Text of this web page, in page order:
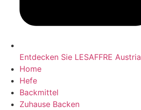
Entdecken Sie LESAFFRE Austria
Home
Hefe
Backmittel
Zuhause Backen